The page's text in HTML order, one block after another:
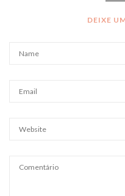
DEIXE